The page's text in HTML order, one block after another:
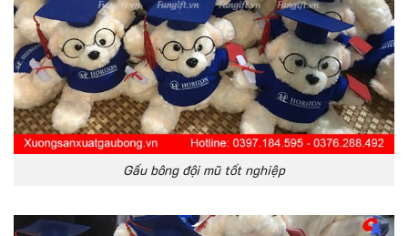
Gấu bông đội mũ tốt nghiệp